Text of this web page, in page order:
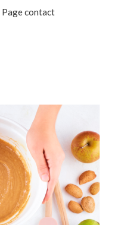
Page contact